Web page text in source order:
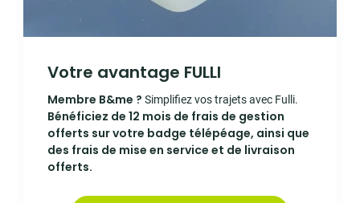
Votre avantage FULLI
Membre B&me ? Simplifiez vos trajets avec Fulli.
Bénéficiez de 12 mois de frais de gestion
offerts sur votre badge télépéage, ainsi que
des frais de mise en service et de livraison
offerts.